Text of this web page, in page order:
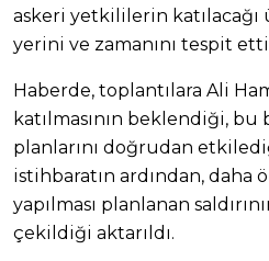
askeri yetkililerin katılacağı
yerini ve zamanını tespit
Haberde, toplantılara Ali
katılmasının beklendiği,
planlarını doğrudan
istihbaratın ardından, daha
yapılması planlanan
çekildiği aktarıldı.